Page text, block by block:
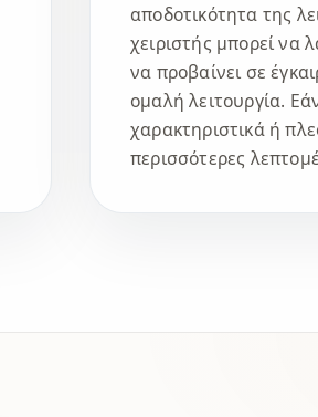
αποδοτικότητα της
χειριστής μπορεί να
να προβαίνει σε
ομαλή λειτουργία.
χαρακτηριστικά ή
περισσότερες